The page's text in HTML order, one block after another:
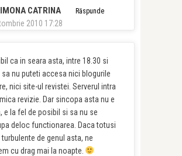
CATRINA
2010 17:28
Răspunde
ca in seara asta, intre 18.30 si
sa nu puteti accesa nici blogurile
nici site-ul revistei. Serverul intra
revizie. Dar sincopa asta nu e
e la fel de posibil si sa nu se
deloc functionarea. Daca totusi
de genul asta, ne
cu drag mai la noapte.